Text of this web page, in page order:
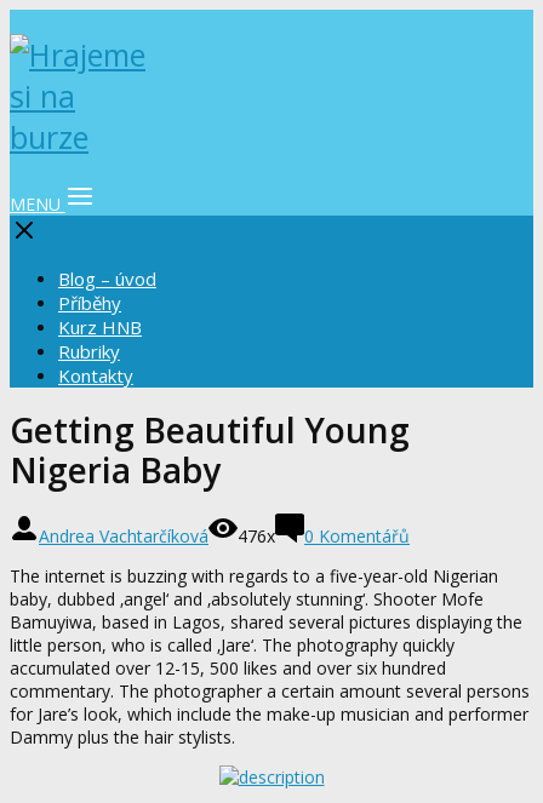
MENU
Blog – úvod
Příběhy
Kurz HNB
Rubriky
Kontakty
Getting Beautiful Young
Nigeria Baby
Andrea Vachtarčíková 476x
0 Komentářů
The internet is buzzing with regards to a five-year-old Nigerian
baby, dubbed ‚angel‘ and ‚absolutely stunning‘. Shooter Mofe
Bamuyiwa, based in Lagos, shared several pictures displaying the
little person, who is called ‚Jare‘. The photography quickly
accumulated over 12-15, 500 likes and over six hundred
commentary. The photographer a certain amount several persons
for Jare’s look, which include the make-up musician and performer
Dammy plus the hair stylists.